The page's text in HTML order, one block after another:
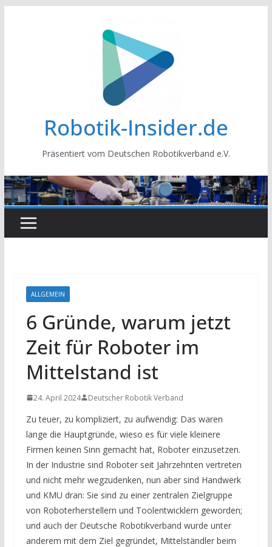
Robotik-Insider.de
Präsentiert vom Deutschen Robotikverband e.V.
ALLGEMEIN
6 Gründe, warum jetzt
Zeit für Roboter im
Mittelstand ist
24. April 2024 Deutscher Robotik Verband
Zu teuer, zu kompliziert, zu aufwendig: Das waren
lange die Hauptgründe, wieso es für viele kleinere
Firmen keinen Sinn gemacht hat, Roboter einzusetzen.
In der Industrie sind Roboter seit Jahrzehnten vertreten
und nicht mehr wegzudenken, nun aber sind Handwerk
und KMU dran: Sie sind zu einer zentralen Zielgruppe
von Roboterherstellern und Toolentwicklern geworden;
und auch der Deutsche Robotikverband wurde unter
anderem mit dem Ziel gegründet, Mittelständler beim